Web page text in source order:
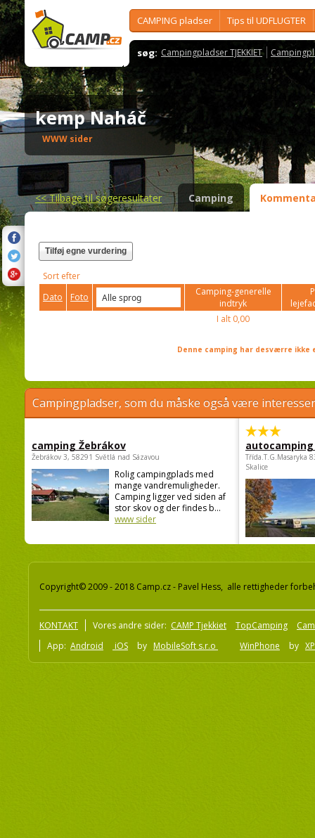
CAMPING pladser Tips til UDFLUGTER
søg: Campingpladser TJEKKIET
kemp Naháč
WWW sider
<<Tilbage til søgeresultater Camping
Tilføj egne vurdering
Sort efter
Dato
Foto
Camping-generelle
indtryk
I alt 0,00
Denne camping har desværre
Campingpladser, som du måske også være
camping Žebrákov
Žebrákov 3, 58291 Světlá nad Sázavou
Rolig campingplads med
mange vandremuligheder.
Camping ligger ved siden af
stor skov og der findes b...
www sider
autocamping
Třída.T.G.Masaryka
Skalice
Copyright© 2009 - 2018 Camp.cz - Pavel Hess, alle rettigheder
KONTAKT Vores andre sider: CAMP Tjekkiet TopCamping
App: Android iOS by MobileSoft s.r.o WinPhone by